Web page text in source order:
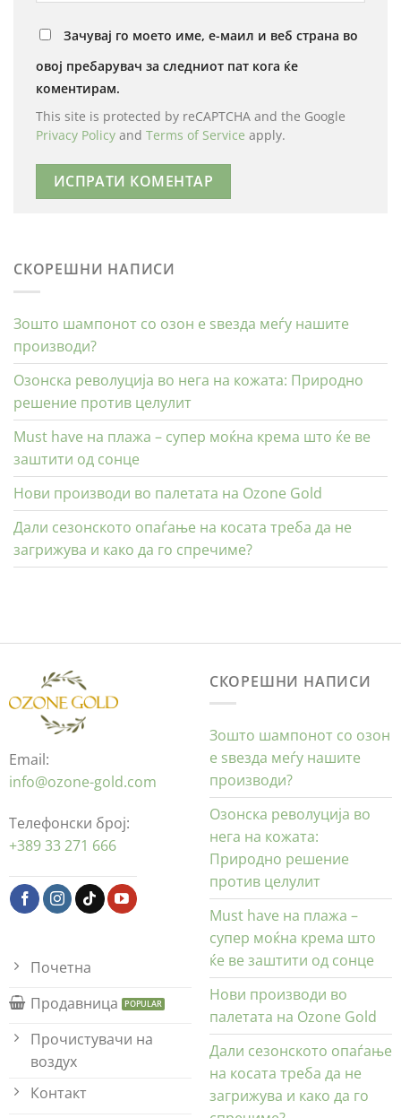
СКОРЕШНИ НАПИСИ
Зошто шампонот со озон е ѕвезда меѓу нашите
производи?
Озонска револуција во нега на кожата: Природно
решение против целулит
Must have на плажа – супер моќна крема што ќе ве
заштити од сонце
Нови производи во палетата на Ozone Gold
Дали сезонското опаѓање на косата треба да не
загрижува и како да го спречиме?
Зачувај го моето име, е-маил и веб страна во
овој пребарувач за следниот пат кога ќе
коментирам.
This site is protected by reCAPTCHA and the Google
Privacy Policy and Terms of Service apply.
Email:
info@ozone-gold.com
Телефонски број:
+389 33 271 666
Почетна
Продавница
Прочистувачи на
воздух
Контакт
СКОРЕШНИ НАПИСИ
Зошто шампонот со озон
е ѕвезда меѓу нашите
производи?
Озонска револуција во
нега на кожата:
Природно решение
против целулит
Must have на плажа –
супер моќна крема што
ќе ве заштити од сонце
Нови производи во
палетата на Ozone Gold
Дали сезонското опаѓање
на косата треба да не
загрижува и како да го